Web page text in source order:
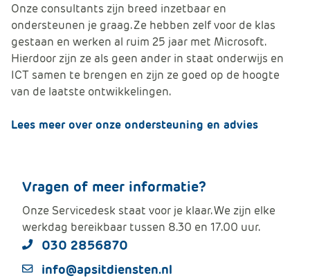
Onze consultants zijn breed inzetbaar en
ondersteunen je graag. Ze hebben zelf voor de klas
gestaan en werken al ruim 25 jaar met Microsoft.
Hierdoor zijn ze als geen ander in staat onderwijs en
ICT samen te brengen en zijn ze goed op de hoogte
van de laatste ontwikkelingen.
Lees meer over onze ondersteuning en advies
Vragen of meer informatie?
Onze Servicedesk staat voor je klaar. We zijn elke
werkdag bereikbaar tussen 8.30 en 17.00 uur.
030 2856870
info@apsitdiensten.nl